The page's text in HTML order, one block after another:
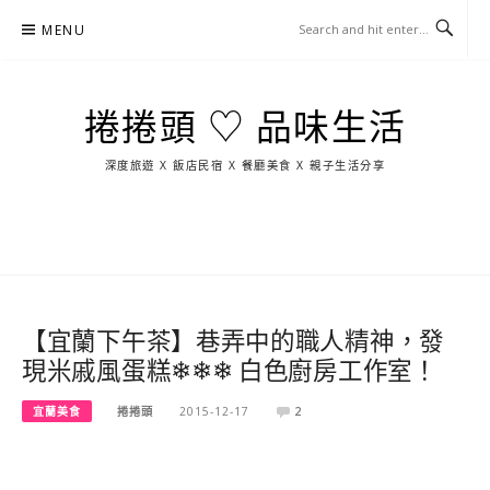
MENU
捲捲頭 ♡ 品味生活
深度旅遊 X 飯店民宿 X 餐廳美食 X 親子生活分享
【宜蘭下午茶】巷弄中的職人精神，發
現米戚風蛋糕❄❄❄ 白色廚房工作室！
宜蘭美食 捲捲頭 2015-12-17 2